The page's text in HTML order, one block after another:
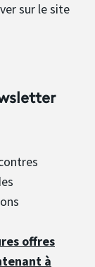
sur le site
offres
à